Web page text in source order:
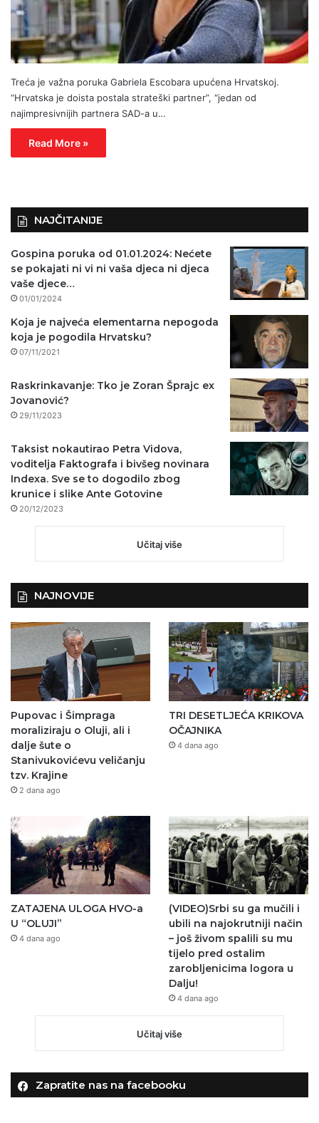
Treća je važna poruka Gabriela Escobara upućena Hrvatskoj.
“Hrvatska je doista postala strateški partner”, “jedan od
najimpresivnijih partnera SAD-a u…
Read More »
NAJČITANIJE
Gospina poruka od 01.01.2024: Nećete
se pokajati ni vi ni vaša djeca ni djeca
vaše djece…
01/01/2024
Koja je najveća elementarna nepogoda
koja je pogodila Hrvatsku?
07/11/2021
Raskrinkavanje: Tko je Zoran Šprajc ex
Jovanović?
29/11/2023
Taksist nokautirao Petra Vidova,
voditelja Faktografa i bivšeg novinara
Indexa. Sve se to dogodilo zbog
krunice i slike Ante Gotovine
20/12/2023
Učitaj više
NAJNOVIJE
Pupovac i Šimpraga
moraliziraju o Oluji, ali i
dalje šute o
Stanivukovićevu veličanju
tzv. Krajine
2 dana ago
TRI DESETLJEĆA KRIKOVA
OČAJNIKA
4 dana ago
ZATAJENA ULOGA HVO-a
U “OLUJI”
4 dana ago
(VIDEO)Srbi su ga mučili i
ubili na najokrutniji način
– još živom spalili su mu
tijelo pred ostalim
zarobljenicima logora u
Dalju!
4 dana ago
Učitaj više
Zapratite nas na facebooku